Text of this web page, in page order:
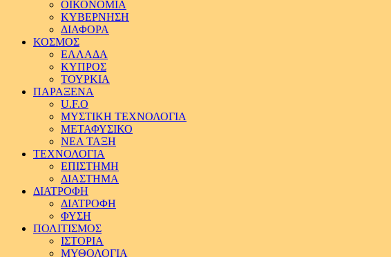
ΟΙΚΟΝΟΜΙΑ
ΚΥΒΕΡΝΗΣΗ
ΔΙΑΦΟΡΑ
ΚΟΣΜΟΣ
ΕΛΛΑΔΑ
ΚΥΠΡΟΣ
ΤΟΥΡΚΙΑ
ΠΑΡΑΞΕΝΑ
U.F.O
ΜΥΣΤΙΚΗ ΤΕΧΝΟΛΟΓΙΑ
ΜΕΤΑΦΥΣΙΚΟ
ΝΕΑ ΤΑΞΗ
ΤΕΧΝΟΛΟΓΙΑ
ΕΠΙΣΤΗΜΗ
ΔΙΑΣΤΗΜΑ
ΔΙΑΤΡΟΦΗ
ΔΙΑΤΡΟΦΗ
ΦΥΣΗ
ΠΟΛΙΤΙΣΜΟΣ
ΙΣΤΟΡΙΑ
ΜΥΘΟΛΟΓΙΑ